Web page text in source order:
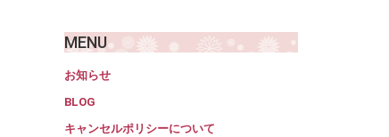
MENU
お知らせ
BLOG
キャンセルポリシーについて